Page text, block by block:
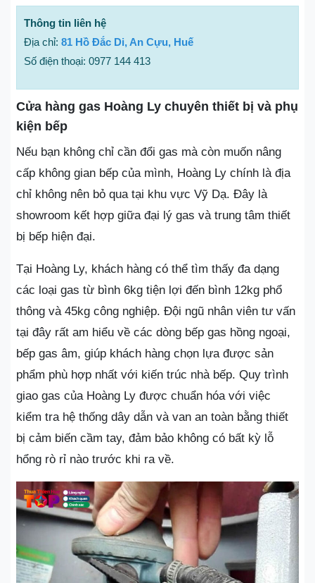
Thông tin liên hệ
Địa chỉ: 81 Hồ Đắc Di, An Cựu, Huế
Số điện thoại: 0977 144 413
Cửa hàng gas Hoàng Ly chuyên thiết bị và phụ
kiện bếp
Nếu bạn không chỉ cần đổi gas mà còn muốn nâng
cấp không gian bếp của mình, Hoàng Ly chính là địa
chỉ không nên bỏ qua tại khu vực Vỹ Dạ. Đây là
showroom kết hợp giữa đại lý gas và trung tâm thiết
bị bếp hiện đại.
Tại Hoàng Ly, khách hàng có thể tìm thấy đa dạng
các loại gas từ bình 6kg tiện lợi đến bình 12kg phổ
thông và 45kg công nghiệp. Đội ngũ nhân viên tư vấn
tại đây rất am hiểu về các dòng bếp gas hồng ngoại,
bếp gas âm, giúp khách hàng chọn lựa được sản
phẩm phù hợp nhất với kiến trúc nhà bếp. Quy trình
giao gas của Hoàng Ly được chuẩn hóa với việc
kiểm tra hệ thống dây dẫn và van an toàn bằng thiết
bị cảm biến cầm tay, đảm bảo không có bất kỳ lỗ
hổng rò rỉ nào trước khi ra về.